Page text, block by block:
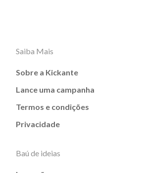
Saiba Mais
Sobre a Kickante
Lance uma campanha
Termos e condições
Privacidade
Baú de ideias